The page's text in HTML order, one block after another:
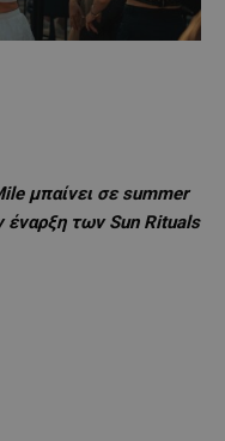
μπαίνει σε summer
έναρξη των Sun Rituals